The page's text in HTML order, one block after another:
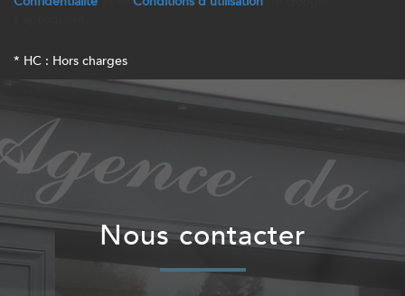
* HC : Hors charges
nous contacter